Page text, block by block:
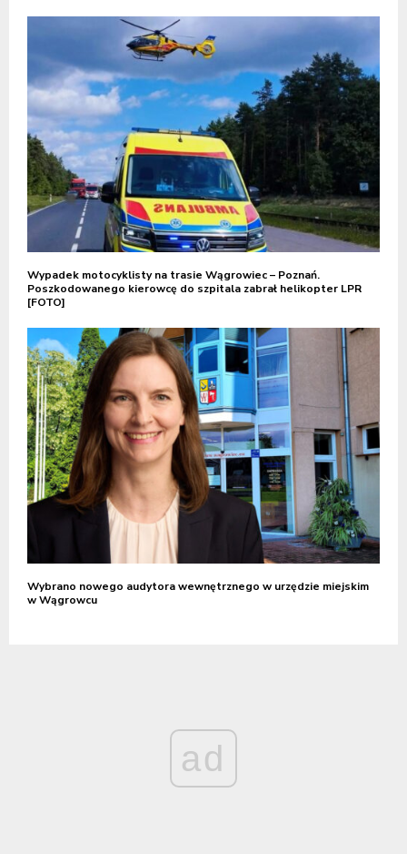
Wypadek motocyklisty na trasie Wągrowiec – Poznań.
Poszkodowanego kierowcę do szpitala zabrał helikopter LPR
[FOTO]
Wybrano nowego audytora wewnętrznego w urzędzie miejskim
w Wągrowcu
ad